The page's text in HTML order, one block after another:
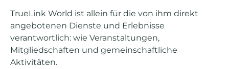
TrueLink World ist allein für die von ihm direkt
angebotenen Dienste und Erlebnisse
verantwortlich: wie Veranstaltungen,
Mitgliedschaften und gemeinschaftliche
Aktivitäten.